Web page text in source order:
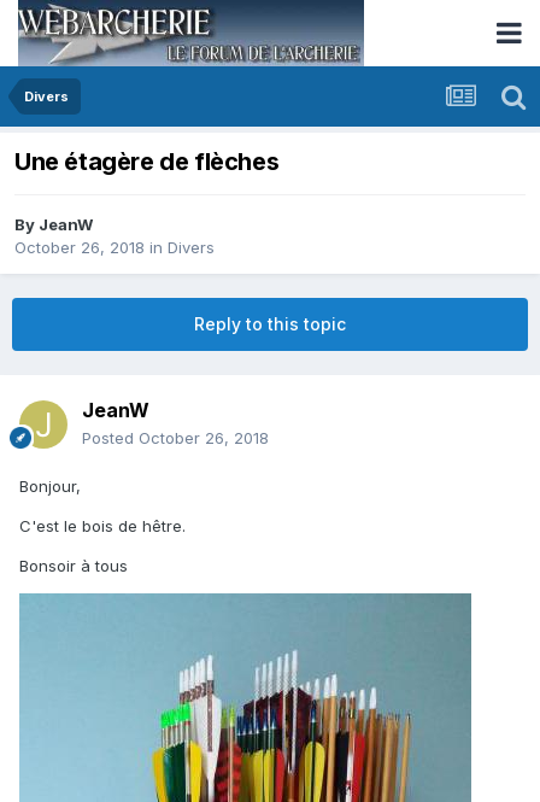
Divers
Une étagère de flèches
By JeanW
October 26, 2018 in Divers
Reply to this topic
JeanW
Posted October 26, 2018
Bonjour,
C'est le bois de hêtre.
Bonsoir à tous